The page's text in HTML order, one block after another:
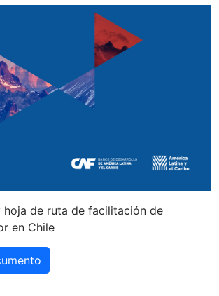
de ruta de facilitación de
en Chile